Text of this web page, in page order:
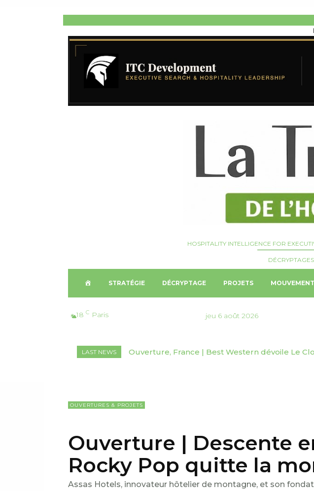
HOSPITALITY INTELLIGENCE FOR
U
I
STRATÉGIE DÉCRYPTAGE PROJETS
18 C Paris jeu 6 août 2026
LAST NEWS
Ouverture, France | Best Western dévoile Le
Nomination, USA | Vladimir Anokhin nommé
OUVERTURES & PROJETS
Ouverture | Descente
Rocky Pop quitte la
Assas Hotels, innovateur hôtelier de montagne, et son